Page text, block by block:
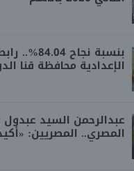
بنسبة نجاح
الإعدادية محافظة قنا الدور
عبدالرحمن السيد عبدول
المصري.. المصريين: